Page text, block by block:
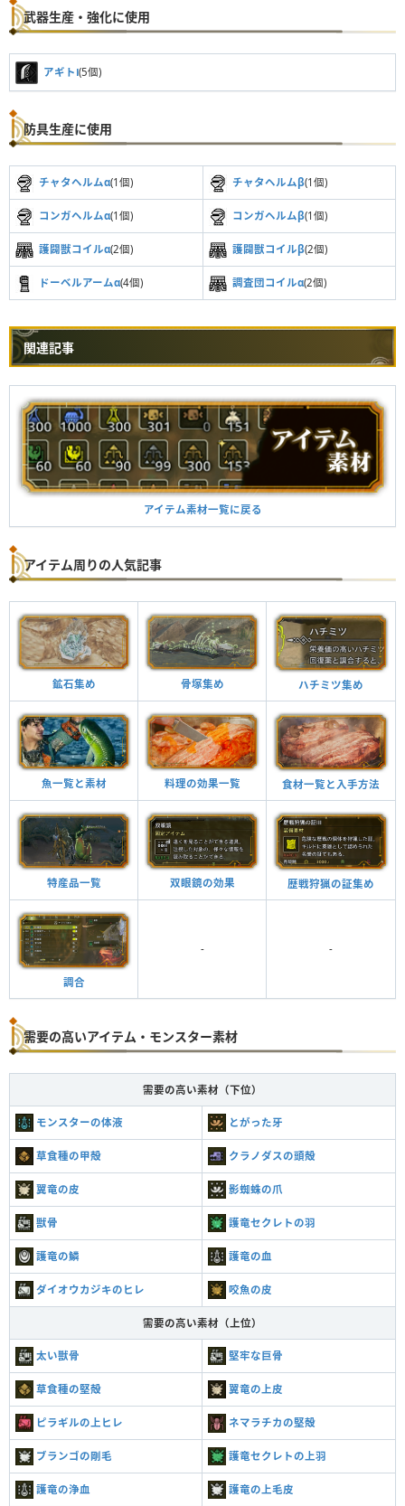
武器生産・強化に使用
アギトⅠ(5個)
防具生産に使用
チャタヘルムα(1個) チャタヘルムβ(1個)
コンガヘルムα(1個) コンガヘルムβ(1個)
護闢獣コイルα(2個) 護闢獣コイルβ(2個)
ドーベルアームα(4個) 調査団コイルα(2個)
関連記事
アイテム素材一覧に戻る
アイテム周りの人気記事
鉱石集め 骨塚集め ハチミツ集め
魚一覧と素材 料理の効果一覧 食材一覧と入手方法
特産品一覧 双眼鏡の効果 歴戦狩猟の証集め
調合
- -
需要の高いアイテム・モンスター素材
需要の高い素材（下位）
モンスターの体液 とがった牙
草食種の甲殻 クラノダスの頭殻
翼竜の皮 影蜘蛛の爪
獣骨 護竜セクレトの羽
護竜の鱗 護竜の血
ダイオウカジキのヒレ 咬魚の皮
需要の高い素材（上位）
太い獣骨 堅牢な巨骨
草食種の堅殻 翼竜の上皮
ピラギルの上ヒレ ネマラチカの堅殻
ブランゴの剛毛 護竜セクレトの上羽
護竜の浄血 護竜の上毛皮